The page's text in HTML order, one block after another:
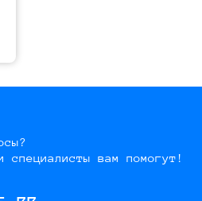
специалисты вам помогут!